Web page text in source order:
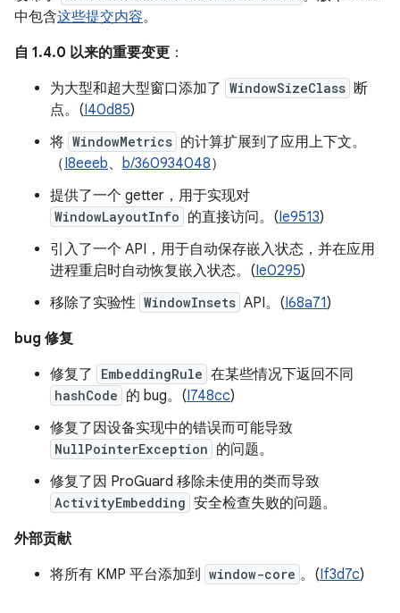
中包含这些提交内容。
自 1.4.0 以来的重要变更 ：
为大型和超大型窗口添加了 WindowSizeClass 断
点。(I40d85)
将 WindowMetrics 的计算扩展到了应用上下文。
（I8eeeb、 b/360934048）
提供了一个 getter，用于实现对
WindowLayoutInfo 的直接访问。(Ie9513)
引入了一个 API，用于自动保存嵌入状态，并在应用
进程重启时自动恢复嵌入状态。(Ie0295)
移除了实验性 WindowInsets API。(I68a71)
bug 修复
修复了
EmbeddingRule 在某些情况下返回不同
hashCode 的 bug。(I748cc)
修复了因设备实现中的错误而可能导致
NullPointerException 的问题。
修复了因 ProGuard 移除未使用的类而导致
ActivityEmbedding 安全检查失败的问题。
外部贡献
将所有 KMP 平台添加到 window-core 。(If3d7c)